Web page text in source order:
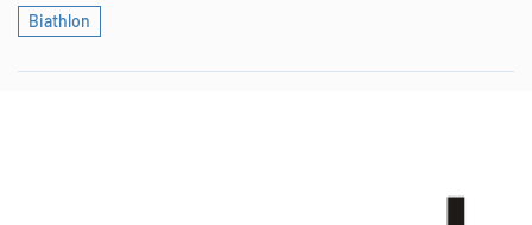
Biathlon